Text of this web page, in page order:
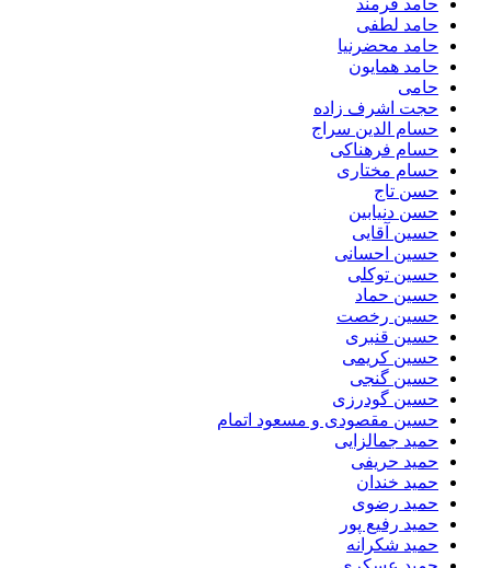
حامد فرمند
حامد لطفی
حامد محضرنیا
حامد همایون
حامی
حجت اشرف زاده
حسام الدین سراج
حسام فرهناکی
حسام مختاری
حسن تاج
حسن دنیابین
حسین آقایی
حسین احسانی
حسین توکلی
حسین حماد
حسین رخصت
حسین قنبری
حسین کریمی
حسین گنجی
حسین گودرزی
حسین مقصودی و مسعود اتمام
حمید جمالزایی
حمید حریفی
حمید خندان
حمید رضوی
حمید رفیع پور
حمید شکرانه